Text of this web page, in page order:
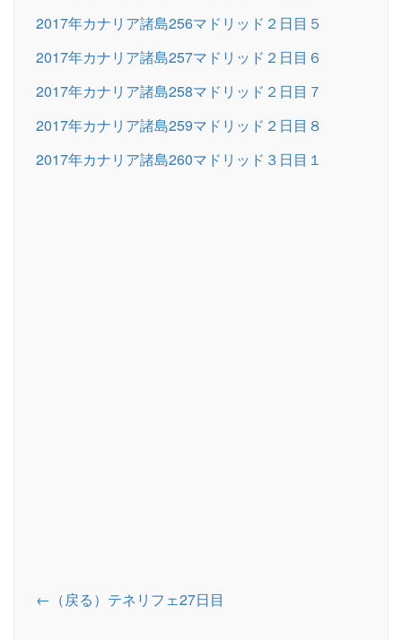
2017年カナリア諸島256マドリッド２日目５
2017年カナリア諸島257マドリッド２日目６
2017年カナリア諸島258マドリッド２日目７
2017年カナリア諸島259マドリッド２日目８
2017年カナリア諸島260マドリッド３日目１
←（戻る）テネリフェ27日目